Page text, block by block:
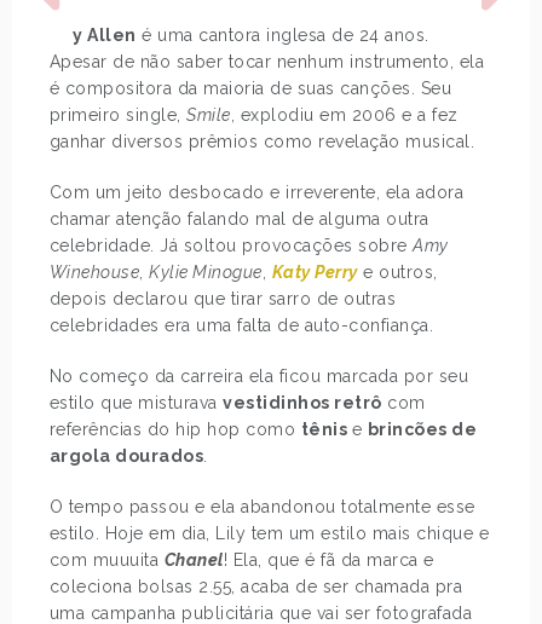
Lily Allen é uma cantora inglesa de 24 anos.
Apesar de não saber tocar nenhum instrumento, ela
é compositora da maioria de suas canções. Seu
primeiro single,Smile , explodiu em 2006 e a fez
ganhar diversos prêmios como revelação musical.
Com um jeito desbocado e irreverente, ela adora
chamar atenção falando mal de alguma outra
celebridade. Já soltou provocações sobreAmy
Winehouse ,Kylie Minogue Katy Perrye outros,
depois declarou que tirar sarro de outras
celebridades era uma falta de auto-confiança.
No começo da carreira ela ficou marcada por seu
estilo que misturavavestidinhos retrô com
referências do hip hop como tênis e brincões de
argola dourados
O tempo passou e ela abandonou totalmente esse
estilo. Hoje em dia, Lily tem um estilo mais chique e
com muuuita Chanel! Ela, que é fã da marca e
coleciona bolsas 2.55, acaba de ser chamada pra
uma campanha publicitária que vai ser fotografada
POST ANTERIOR
LOOK DO DIA: JAQUETA
JEANS
PRÓXIMO POST
JUST LIA NO VIRGULA